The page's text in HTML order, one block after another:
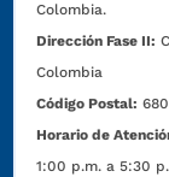
Colombia.
Dirección Fase II:
Colombia
Código Postal:
Horario de
1:00 p.m. a 5:30